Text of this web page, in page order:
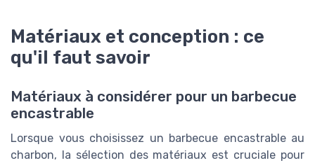
Matériaux et conception : ce
qu'il faut savoir
Matériaux à considérer pour un barbecue
encastrable
Lorsque vous choisissez un barbecue encastrable au
charbon, la sélection des matériaux est cruciale pour